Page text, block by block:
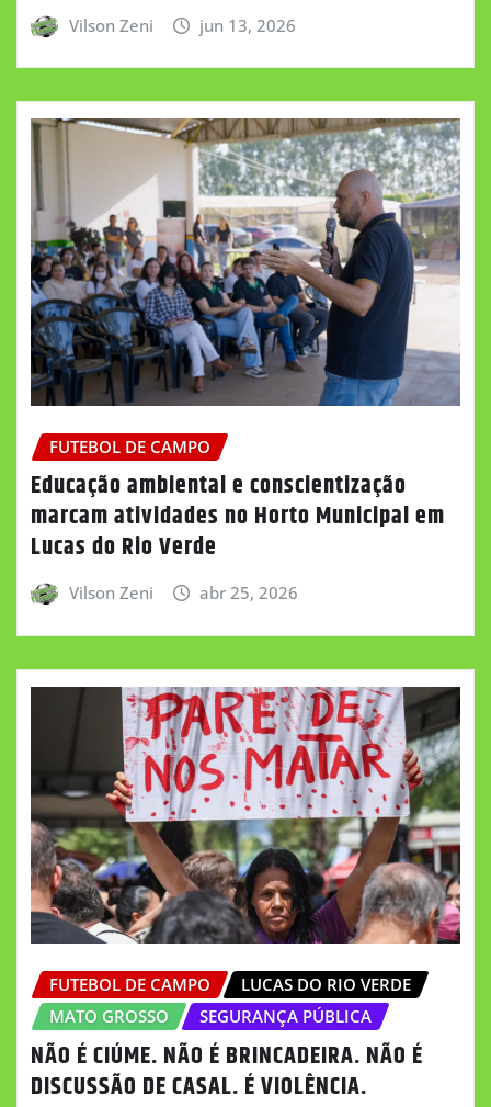
Vilson Zeni jun 13, 2026
FUTEBOL DE CAMPO
Educação ambiental e conscientização
marcam atividades no Horto Municipal em
Lucas do Rio Verde
Vilson Zeni abr 25, 2026
FUTEBOL DE CAMPO
LUCAS DO RIO VERDE
MATO GROSSO
SEGURANÇA PÚBLICA
NÃO É CIÚME. NÃO É BRINCADEIRA. NÃO É
DISCUSSÃO DE CASAL. É VIOLÊNCIA.